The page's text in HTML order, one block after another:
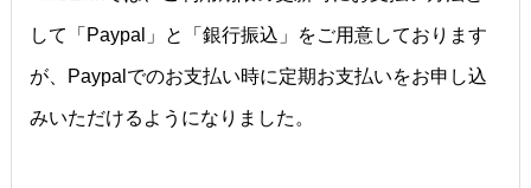
して「Paypal」と「銀行振込」をご用意しております
が、Paypalでのお支払い時に定期お支払いをお申し込
みいただけるようになりました。